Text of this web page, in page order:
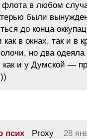
флота в любом
были
до конца
в окнах, так и в
но два одеяла
как и у Думской —
псих Proxy 28